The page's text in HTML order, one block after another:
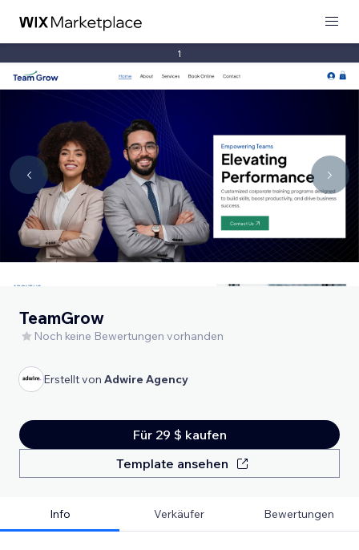
1
TeamGrow
Noch keine Bewertungen vorhanden
Erstellt von Adwire Agency
Für 29 $ kaufen
Template ansehen
Info Verkäufer Bewertungen